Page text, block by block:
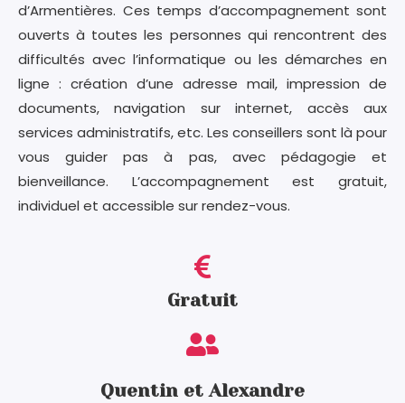
d’Armentières. Ces temps d’accompagnement sont
ouverts à toutes les personnes qui rencontrent des
difficultés avec l’informatique ou les démarches en
ligne : création d’une adresse mail, impression de
documents, navigation sur internet, accès aux
services administratifs, etc. Les conseillers sont là pour
vous guider pas à pas, avec pédagogie et
bienveillance. L’accompagnement est gratuit,
individuel et accessible sur rendez-vous.
Gratuit
Quentin et Alexandre